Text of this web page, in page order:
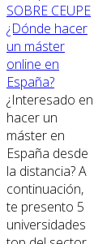
SOBRE CEUPE
¿Dónde hacer
un máster
online en
España?
¿Interesado en
hacer un
máster en
España desde
la distancia? A
continuación,
te presento 5
universidades